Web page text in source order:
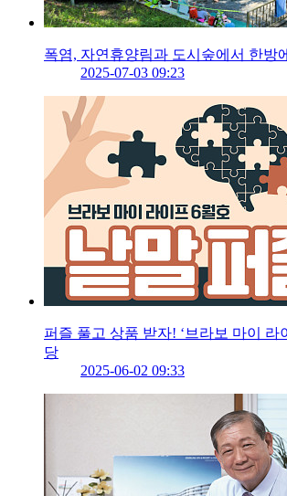
폭염, 자연휴양림과 도시숲에서 한방
2025-07-03 09:23
퍼즐 풀고 상품 받자! ‘브라보 마이 라
당
2025-06-02 09:33